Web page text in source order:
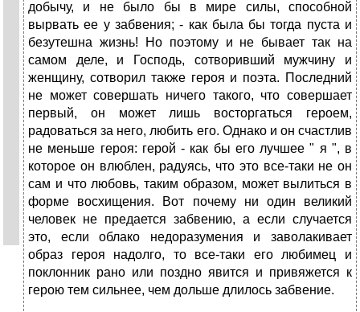
добычу, и не было бы в мире силы, способной
вырвать ее у забвения; - как была бы тогда пуста и
безутешна жизнь! Но поэтому и не бывает так на
самом деле, и Господь, сотворивший мужчину и
женщину, сотворил также героя и поэта. Последний
не может совершать ничего такого, что совершает
первый, он может лишь восторгаться героем,
радоваться за него, любить его. Однако и он счастлив
не меньше героя: герой - как бы его лучшее " я ", в
которое он влюблен, радуясь, что это все-таки не он
сам и что любовь, таким образом, может вылиться в
форме восхищения. Вот почему ни один великий
человек не предается забвению, а если случается
это, если облако недоразумения и заволакивает
образ героя надолго, то все-таки его любимец и
поклонник рано или поздно явится и привяжется к
герою тем сильнее, чем дольше длилось забвение.